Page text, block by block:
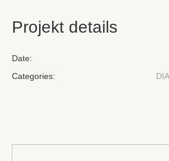
Projekt details
Date:
Categories: